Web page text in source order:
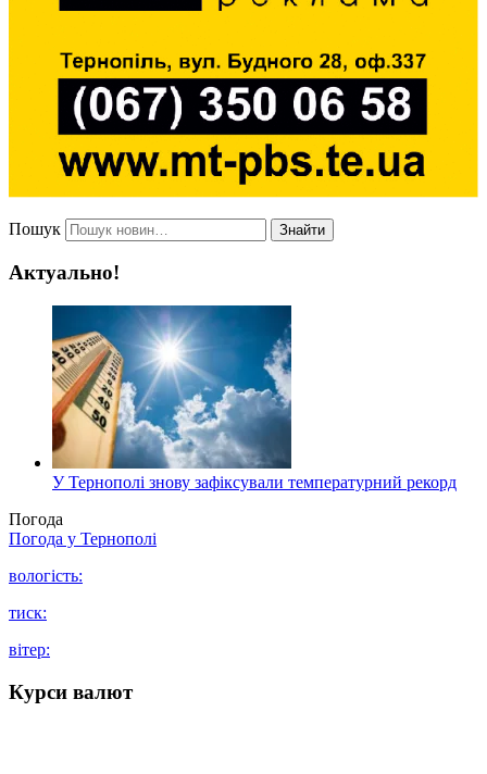
Пошук Знайти
Актуально!
У Тернополі знову зафіксували температурний рекорд
Погода
Погода у Тернополі
вологість:
тиск:
вітер:
Курси валют